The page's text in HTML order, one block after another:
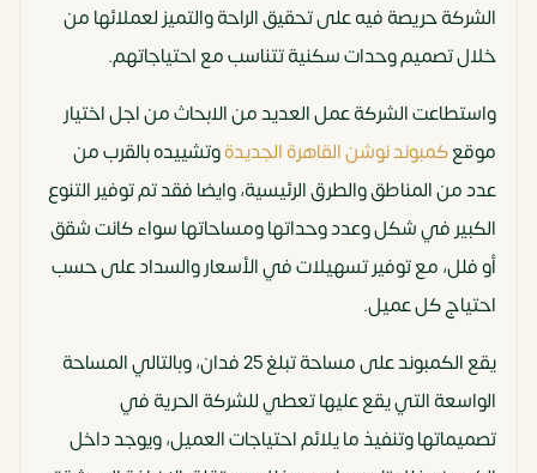
الشركة حريصة فيه على تحقيق الراحة والتميز لعملائها من
خلال تصميم وحدات سكنية تتناسب مع احتياجاتهم.
واستطاعت الشركة عمل العديد من الابحاث من اجل اختيار
موقعكمبوند نوشن القاهرة الجديدةوتشييده بالقرب من
عدد من المناطق والطرق الرئيسية، وايضا فقد تم توفير التنوع
الكبير في شكل وعدد وحداتها ومساحاتها سواء كانت شقق
أو فلل، مع توفير تسهيلات في الأسعار والسداد على حسب
احتياج كل عميل.
يقع الكمبوند على مساحة تبلغ 25 فدان، وبالتالي المساحة
الواسعة التي يقع عليها تعطي للشركة الحرية في
تصميماتها وتنفيذ ما يلائم احتياجات العميل، ويوجد داخل